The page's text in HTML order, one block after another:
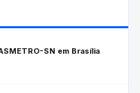
SN em Brasília